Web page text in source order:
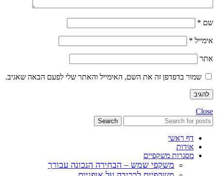
שם *
אימייל *
אתר
שמור בדפדפן זה את השם, האימייל והאתר שלי לפעם הבאה שאגיב.
Close
Search
דף ראשי
אודות
מסגרות משקפיים
משקפי שמש – הבחירה הנכונה עבורך